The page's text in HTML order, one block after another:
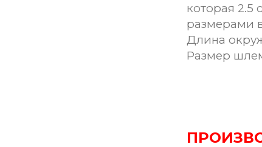
которая 2.5
размерами
Длина
Размер